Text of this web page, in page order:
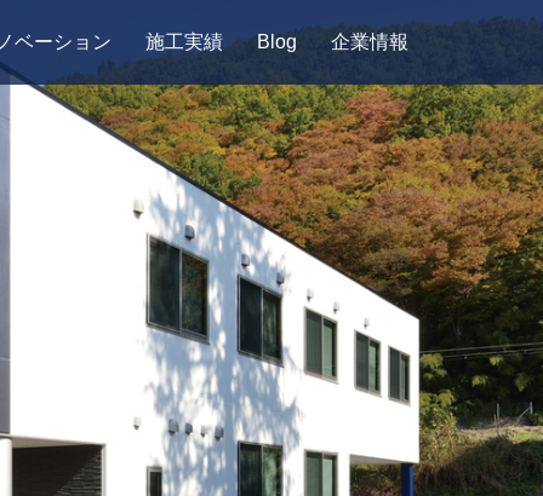
ベーション 施工実績 Blog 企業情報